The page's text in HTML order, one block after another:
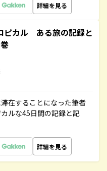
詳細を見る
ピカル ある旅の記録と
在することになった筆者
ルな45日間の記録と記
詳細を見る